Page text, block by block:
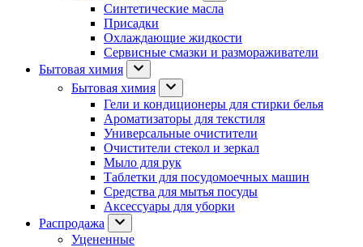
Синтетические масла
Присадки
Охлаждающие жидкости
Сервисные смазки и размораживатели
Бытовая химия
Бытовая химия
Гели и кондиционеры для стирки белья
Ароматизаторы для текстиля
Универсальные очистители
Очистители стекол и зеркал
Мыло для рук
Таблетки для посудомоечных машин
Средства для мытья посуды
Аксессуары для уборки
Распродажа
Уцененные